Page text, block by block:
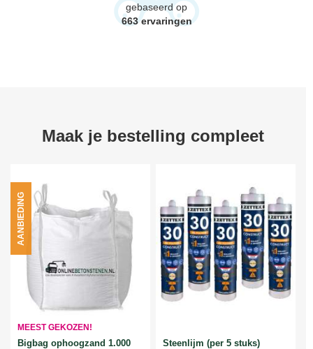
gebaseerd op
663 ervaringen
Maak je bestelling compleet
MEEST GEKOZEN!
Bigbag ophoogzand 1.000
AANBIEDING
Steenlijm (per 5 stuks)